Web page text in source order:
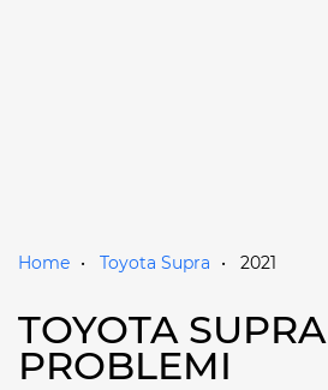
Home Toyota Supra 2021
TOYOTA
PROBLEMI